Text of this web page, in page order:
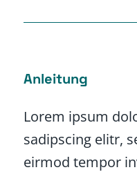
Anleitung
Lorem ipsum
sadipscing elitr,
eirmod tempor